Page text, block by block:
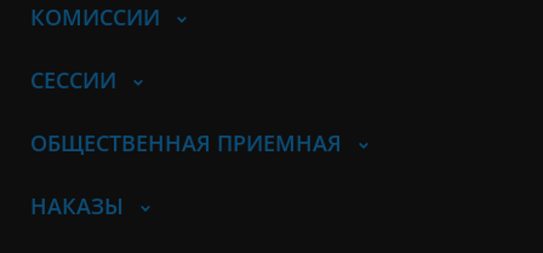
КОМИССИИ
СЕССИИ
ОБЩЕСТВЕННАЯ ПРИЕМНАЯ
НАКАЗЫ